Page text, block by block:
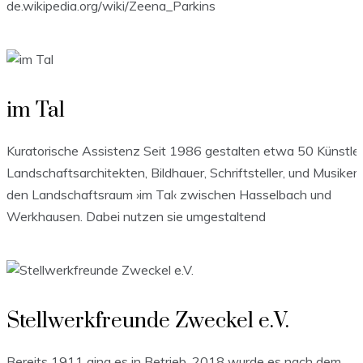
de.wikipedia.org/wiki/Zeena_Parkins
im Tal
Kuratorische Assistenz Seit 1986 gestalten etwa 50
Landschaftsarchitekten, Bildhauer, Schriftsteller, und Musiker
den Landschaftsraum ›im Tal‹ zwischen Hasselbach und
Werkhausen. Dabei nutzen sie umgestaltend
Stellwerkfreunde Zweckel e.V.